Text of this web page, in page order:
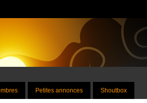
Petites annonces Shoutbox